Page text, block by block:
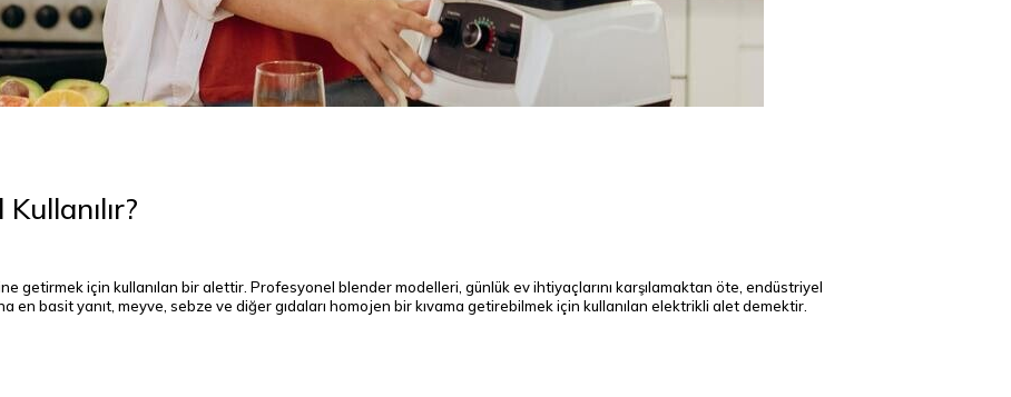
getirmek için kullanılan bir alettir. Profesyonel blender modelleri, günlük ev ihtiyaçlarını karşılamaktan öte, endüstriyel
basit yanıt, meyve, sebze ve diğer gıdaları homojen bir kıvama getirebilmek için kullanılan elektrikli alet demektir.